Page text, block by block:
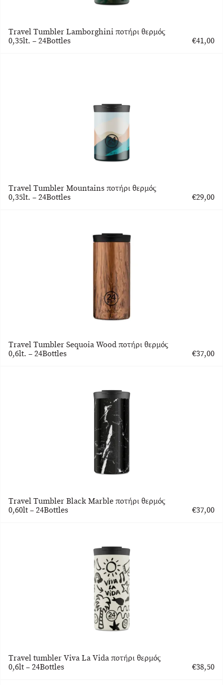
Travel Tumbler Lamborghini ποτήρι θερμός
0,35lt. – 24Bottles
€41,00
Travel Tumbler Mountains ποτήρι θερμός
0,35lt. – 24Bottles
€29,00
Travel Tumbler Sequoia Wood ποτήρι θερμός
0,6lt. – 24Bottles
€37,00
Travel Tumbler Black Marble ποτήρι θερμός
0,60lt – 24Bottles
€37,00
Travel tumbler Viva La Vida ποτήρι θερμός
0,6lt – 24Bottles
€38,50